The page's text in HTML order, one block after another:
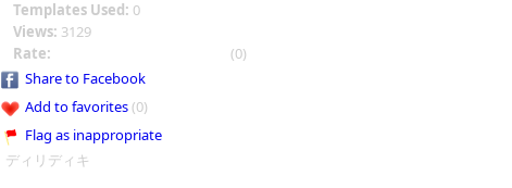
Templates Used: 0
Views: 3129
Rate:
(0)
Share to Facebook
Add to favorites(0)
Flag as inappropriate
ディリディキ